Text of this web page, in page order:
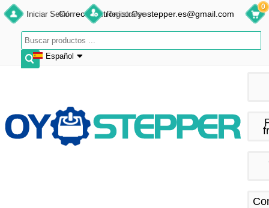
Iniciar Sesión Registrarse
Español
Français
Español
Correo electrónico:Oyostepper.es@gmail.com
0